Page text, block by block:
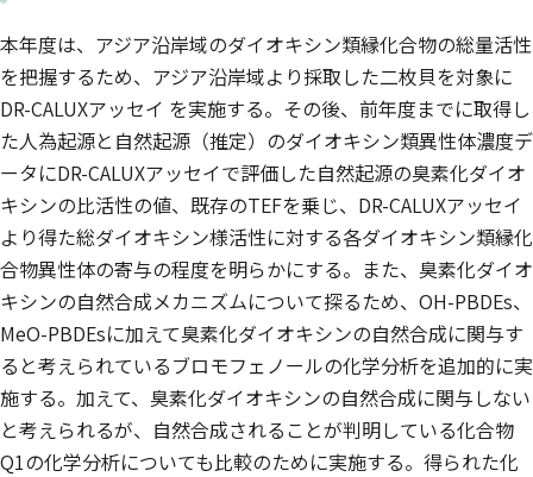
本年度は、アジア沿岸域のダイオキシン類縁化合物の総量活性
を把握するため、アジア沿岸域より採取した二枚貝を対象に
DR-CALUXアッセイ を実施する。その後、前年度までに取得し
た人為起源と自然起源（推定）のダイオキシン類異性体濃度デ
ータにDR-CALUXアッセイで評価した自然起源の臭素化ダイオ
キシンの比活性の値、既存のTEFを乗じ、DR-CALUXアッセイ
より得た総ダイオキシン様活性に対する各ダイオキシン類縁化
合物異性体の寄与の程度を明らかにする。また、臭素化ダイオ
キシンの自然合成メカニズムについて探るため、OH-PBDEs、
MeO-PBDEsに加えて臭素化ダイオキシンの自然合成に関与す
ると考えられているブロモフェノールの化学分析を追加的に実
施する。加えて、臭素化ダイオキシンの自然合成に関与しない
と考えられるが、自然合成されることが判明している化合物
Q1の化学分析についても比較のために実施する。得られた化